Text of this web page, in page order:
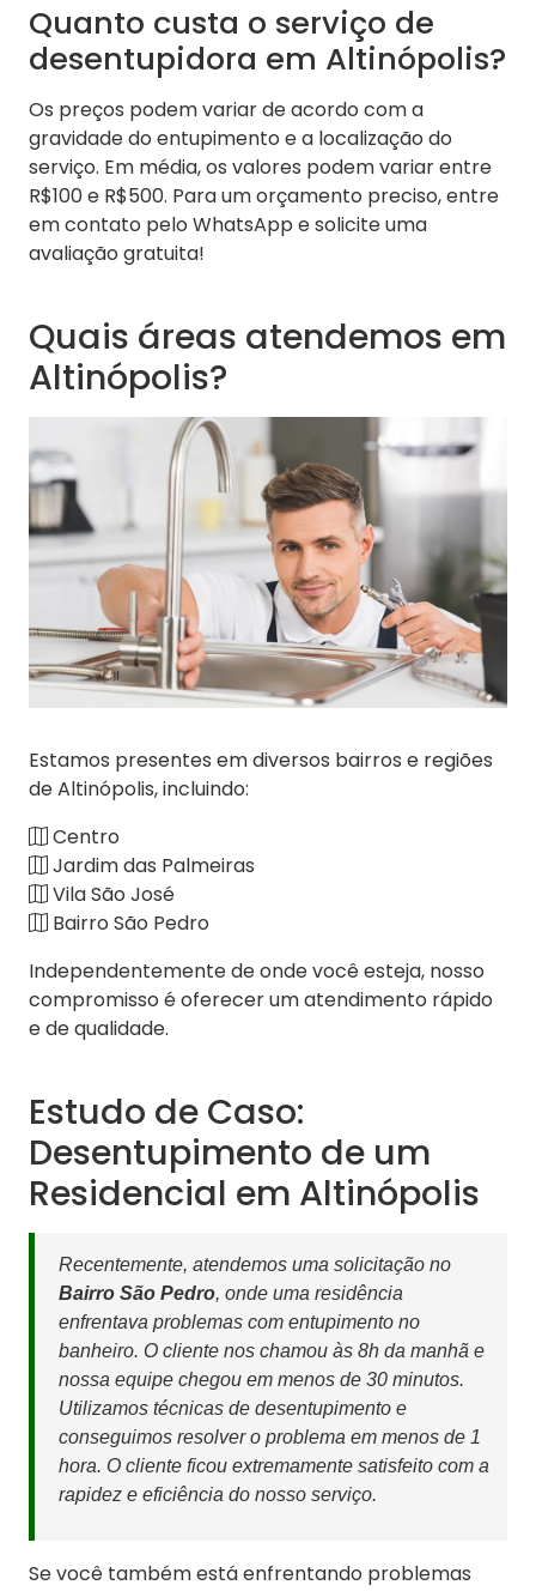
Quanto custa o serviço de
desentupidora em Altinópolis?
Os preços podem variar de acordo com a
gravidade do entupimento e a localização do
serviço. Em média, os valores podem variar entre
R$100 e R$500. Para um orçamento preciso, entre
em contato pelo WhatsApp e solicite uma
avaliação gratuita!
Quais áreas atendemos em
Altinópolis?
Estamos presentes em diversos bairros e regiões
de Altinópolis, incluindo:
Centro
Jardim das Palmeiras
Vila São José
Bairro São Pedro
Independentemente de onde você esteja, nosso
compromisso é oferecer um atendimento rápido
e de qualidade.
Estudo de Caso:
Desentupimento de um
Residencial em Altinópolis
Recentemente, atendemos uma solicitação no
Bairro São Pedro, onde uma residência
enfrentava problemas com entupimento no
banheiro. O cliente nos chamou às 8h da manhã e
nossa equipe chegou em menos de 30 minutos.
Utilizamos técnicas de desentupimento e
conseguimos resolver o problema em menos de 1
hora. O cliente ficou extremamente satisfeito com a
rapidez e eficiência do nosso serviço.
Se você também está enfrentando problemas